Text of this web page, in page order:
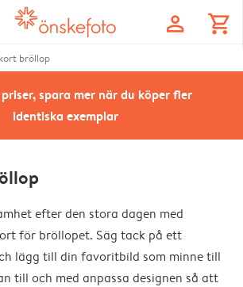
profile shopping_cart
bröllop
spara mer när du köper fler
identiska exemplar
efter den stora dagen med
för bröllopet. Säg tack på ett
lägg till din favoritbild som minne till
till och med anpassa designen så att